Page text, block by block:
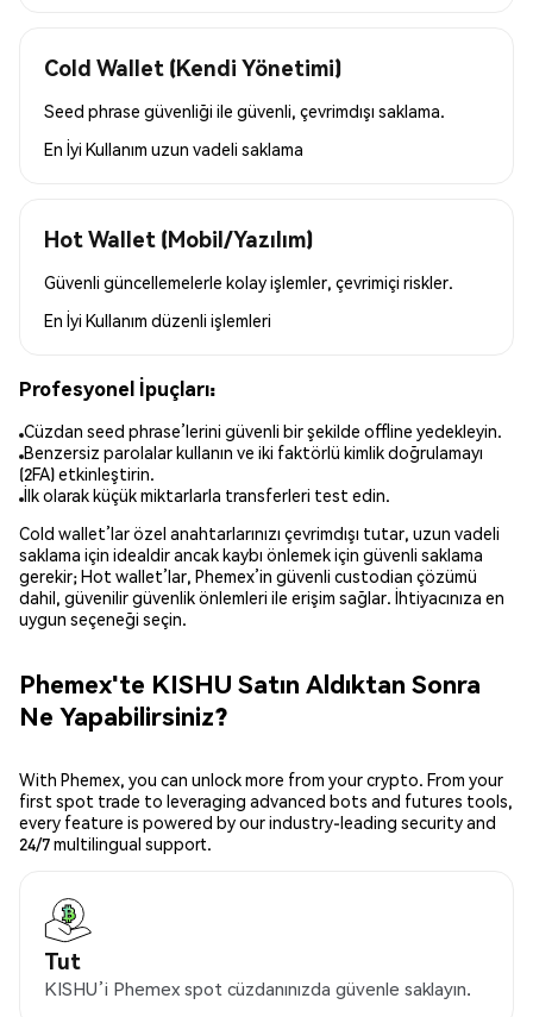
Cold Wallet (Kendi Yönetimi)
Seed phrase güvenliği ile güvenli, çevrimdışı saklama.
En İyi Kullanım uzun vadeli saklama
Hot Wallet (Mobil/Yazılım)
Güvenli güncellemelerle kolay işlemler, çevrimiçi riskler.
En İyi Kullanım düzenli işlemleri
Profesyonel İpuçları:
Cüzdan seed phrase’lerini güvenli bir şekilde offline yedekleyin.
Benzersiz parolalar kullanın ve iki faktörlü kimlik doğrulamayı
(2FA) etkinleştirin.
İlk olarak küçük miktarlarla transferleri test edin.
Cold wallet’lar özel anahtarlarınızı çevrimdışı tutar, uzun vadeli
saklama için idealdir ancak kaybı önlemek için güvenli saklama
gerekir; Hot wallet’lar, Phemex’in güvenli custodian çözümü
dahil, güvenilir güvenlik önlemleri ile erişim sağlar. İhtiyacınıza en
uygun seçeneği seçin.
Phemex'te KISHU Satın Aldıktan Sonra
Ne Yapabilirsiniz?
With Phemex, you can unlock more from your crypto. From your
first spot trade to leveraging advanced bots and futures tools,
every feature is powered by our industry-leading security and
24/7 multilingual support.
Tut
KISHU’i Phemex spot cüzdanınızda güvenle saklayın.